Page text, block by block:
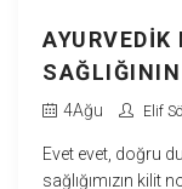
4Ağu Elif
Evet evet, doğru
sağlığımızın kilit